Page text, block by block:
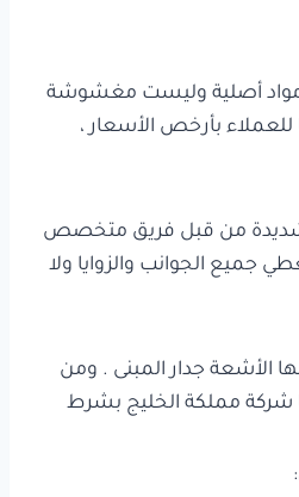
مواد أصلية وليست مغشوشة
للعملاء بأرخص الأسعار ،
شديدة من قبل فريق متخصص
جميع الجوانب والزوايا ولا
الأشعة جدار المبنى . ومن
شركة مملكة الخليج بشرط